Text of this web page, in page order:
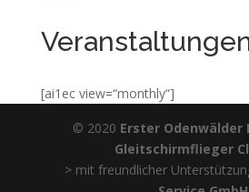
[ai1ec view=“monthly“]
© 2020 Erster Odenwälder
Gleitschirmflieger
> mit freundlicher